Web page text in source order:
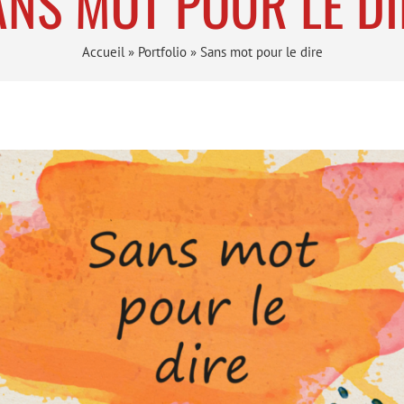
Accueil» Portfolio» Sans mot pour le dire